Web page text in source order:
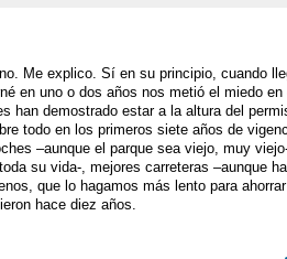
Me explico. Sí en su principio, cuando
en uno o dos años nos metió el miedo
han demostrado estar a la altura del
todo en los primeros siete años de
–aunque el parque sea viejo, muy
su vida-, mejores carreteras –aunque
que lo hagamos más lento para
hace diez años.